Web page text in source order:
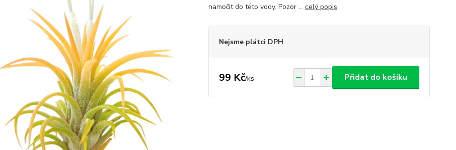
namočit do této vody. Pozor ... celý popis
Nejsme plátci DPH
99 Kč/ks Přidat do košíku